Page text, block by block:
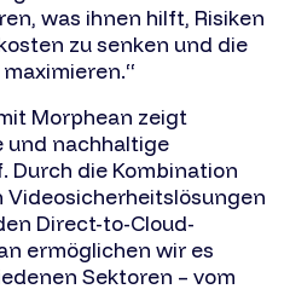
was ihnen hilft, Risiken
zu senken und die
Morphean zeigt
und nachhaltige
Durch die Kombination
Direct-to-Cloud-
ermöglichen wir es
Sektoren – vom